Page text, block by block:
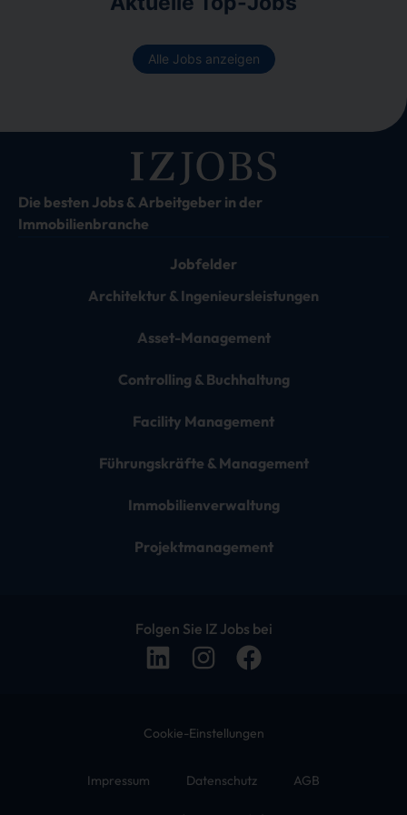
Alle Jobs anzeigen
Die besten Jobs & Arbeitgeber in der
Immobilienbranche
Jobfelder
Architektur & Ingenieursleistungen
Asset-Management
Controlling & Buchhaltung
Facility Management
Führungskräfte & Management
Immobilienverwaltung
Projektmanagement
Folgen Sie IZ Jobs bei
Cookie-Einstellungen
Impressum Datenschutz AGB